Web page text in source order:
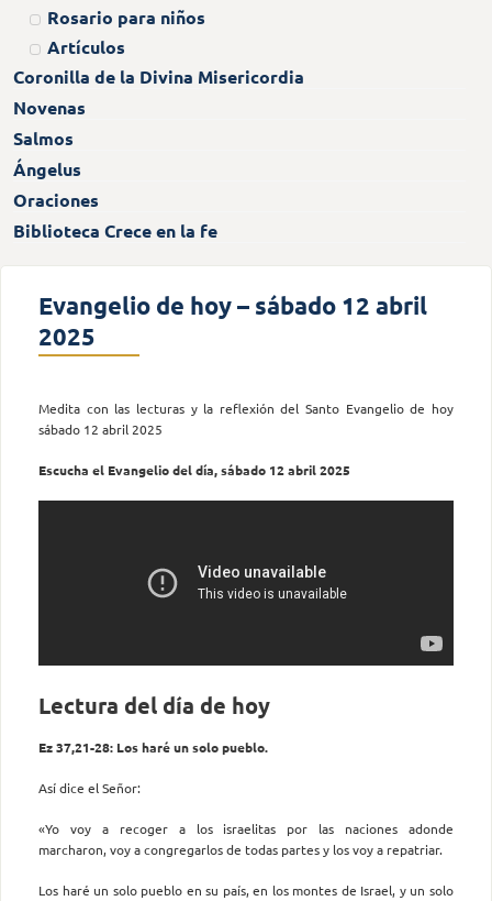
Rosario para niños
Artículos
Coronilla de la Divina Misericordia
Novenas
Salmos
Ángelus
Oraciones
Biblioteca Crece en la fe
Evangelio de hoy – sábado 12 abril
2025
Medita con las lecturas y la reflexión del Santo Evangelio de hoy
sábado 12 abril 2025
Escucha el Evangelio del día, sábado 12 abril 2025
Lectura del día de hoy
Ez 37,21-28: Los haré un solo pueblo.
Así dice el Señor:
«Yo voy a recoger a los israelitas por las naciones adonde
marcharon, voy a congregarlos de todas partes y los voy a repatriar.
Los haré un solo pueblo en su país, en los montes de Israel, y un solo